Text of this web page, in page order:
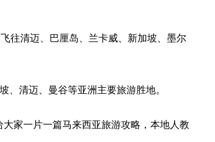
往清迈、巴厘岛、兰卡威、新加坡、墨尔
清迈、曼谷等亚洲主要旅游胜地。
家一片一篇马来西亚旅游攻略，本地人教